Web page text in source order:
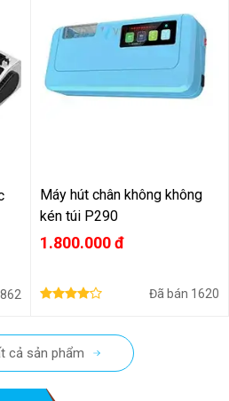
862
Máy hút chân không không
kén túi P290
1.800.000 đ
Đã bán 1620
cả sản phẩm